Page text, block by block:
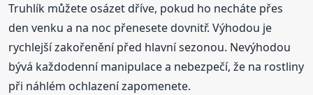
Truhlík můžete osázet dříve, pokud ho necháte přes
den venku a na noc přenesete dovnitř. Výhodou je
rychlejší zakořenění před hlavní sezonou. Nevýhodou
bývá každodenní manipulace a nebezpečí, že na rostliny
při náhlém ochlazení zapomenete.